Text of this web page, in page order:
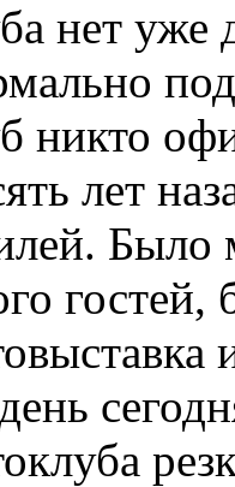
нет уже
никто
лет
Было
гостей,